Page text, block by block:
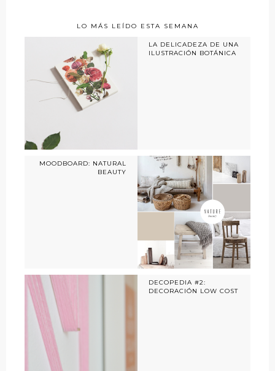
LO MÁS LEÍDO ESTA SEMANA
LA DELICADEZA DE UNA
ILUSTRACIÓN BOTÁNICA
MOODBOARD: NATURAL
BEAUTY
DECOPEDIA #2:
DECORACIÓN LOW COST